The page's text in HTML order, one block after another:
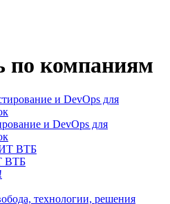
по компаниям
и DevOps для
ВТБ